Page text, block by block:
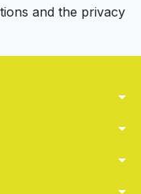
and the privacy
arrow_drop_down
arrow_drop_down
arrow_drop_down